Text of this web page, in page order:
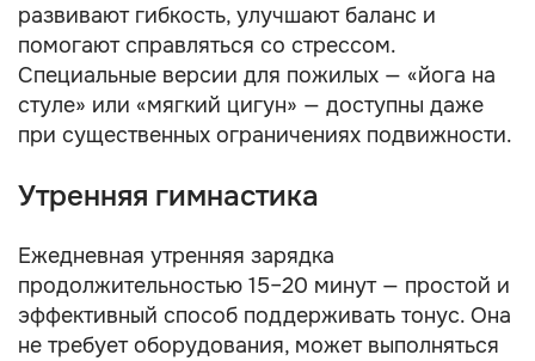
развивают гибкость, улучшают баланс и
помогают справляться со стрессом.
Специальные версии для пожилых — «йога на
стуле» или «мягкий цигун» — доступны даже
при существенных ограничениях подвижности.
Утренняя гимнастика
Ежедневная утренняя зарядка
продолжительностью 15–20 минут — простой и
эффективный способ поддерживать тонус. Она
не требует оборудования, может выполняться